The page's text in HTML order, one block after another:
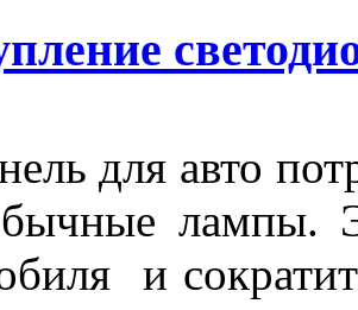
для авто
лампы.
и